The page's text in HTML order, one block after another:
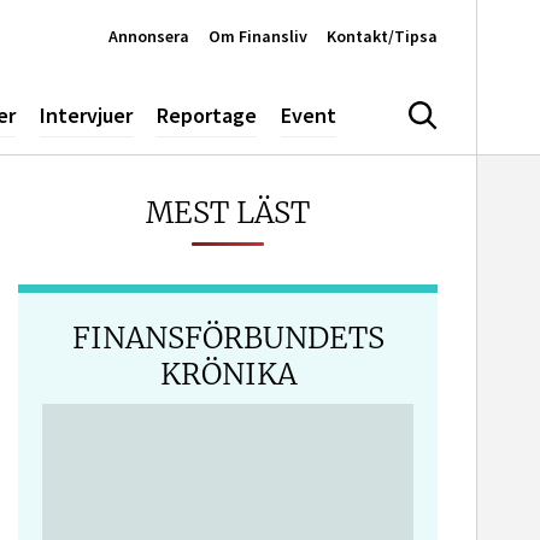
Intervjuer Reportage Event Sök
Annonsera Om Finansliv Kontakt/Tipsa
MEST LÄST
FINANSFÖRBUNDETS
KRÖNIKA